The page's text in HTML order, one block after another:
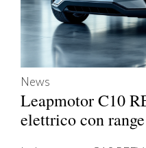
News
Leapmotor C10
elettrico con